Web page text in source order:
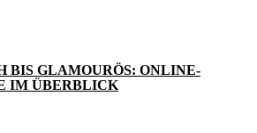
BIS GLAMOURÖS: ONLINE-
IM ÜBERBLICK